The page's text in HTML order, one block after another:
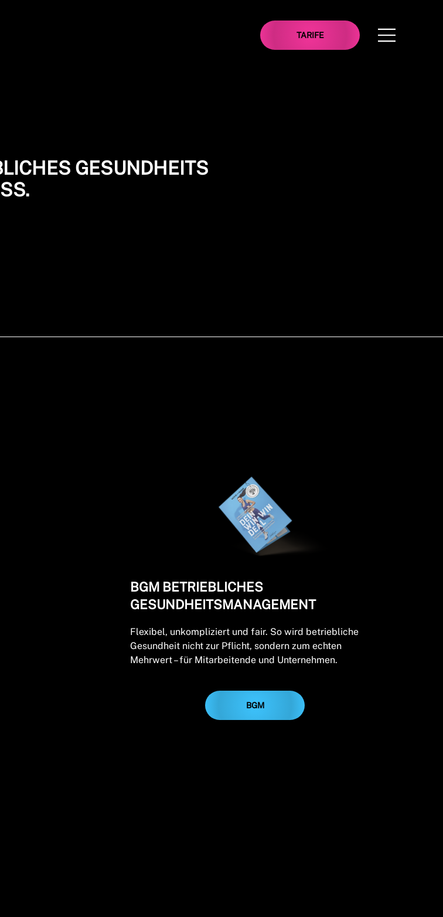
TARIFE
GESUNDHEITS­
BGM BETRIEBLICHES
GESUNDHEITSMANAGEMENT
Flexibel, unkompliziert und fair. So wird betriebliche
Gesundheit nicht zur Pflicht, sondern zum echten
Mehrwert – für Mitarbeitende und Unternehmen.
BGM